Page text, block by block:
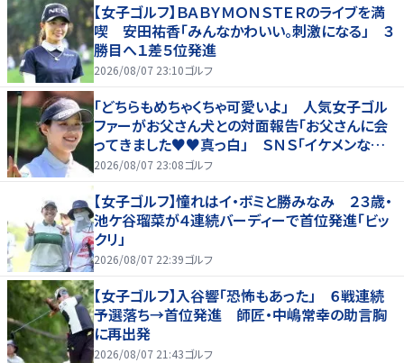
【女子ゴルフ】ＢＡＢＹＭＯＮＳＴＥＲのライブを満
喫 安田祐香「みんなかわいい。刺激になる」 ３
勝目へ１差５位発進
2026/08/07 23:10ゴルフ
「どちらもめちゃくちゃ可愛いよ」 人気女子ゴル
ファーがお父さん犬との対面報告「お父さんに会
ってきました♥♥真っ白」 ＳＮＳ「イケメンなお
父さん」「白戸家入りするんですか？」
2026/08/07 23:08ゴルフ
【女子ゴルフ】憧れはイ・ボミと勝みなみ ２３歳・
池ケ谷瑠菜が４連続バーディーで首位発進「ビッ
クリ」
2026/08/07 22:39ゴルフ
【女子ゴルフ】入谷響「恐怖もあった」 ６戦連続
予選落ち→首位発進 師匠・中嶋常幸の助言胸
に再出発
2026/08/07 21:43ゴルフ